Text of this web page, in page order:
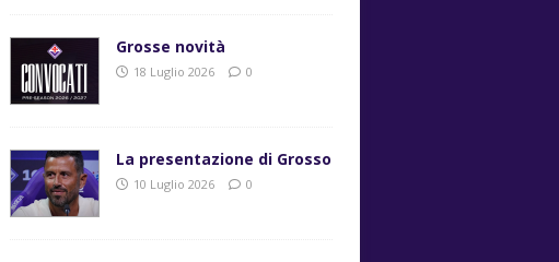
Grosse novità
18 Luglio 2026 0
La presentazione di Grosso
10 Luglio 2026 0